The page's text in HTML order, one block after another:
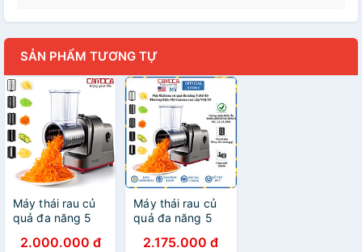
SẢN PHẨM TƯƠNG TỰ
Máy thái rau củ
quả đa năng 5
hiệu Mỹ Camoca
2.000.000 đ
Máy thái rau củ
quả đa năng 5
VSQ-S5, công
2.175.000 đ